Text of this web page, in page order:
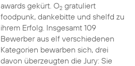
awards gekürt. O2gratuliert
foodpunk, dankebitte und shelfd zu
ihrem Erfolg. Insgesamt 109
Bewerber aus elf verschiedenen
Kategorien bewarben sich, drei
davon überzeugten die Jury: Sie